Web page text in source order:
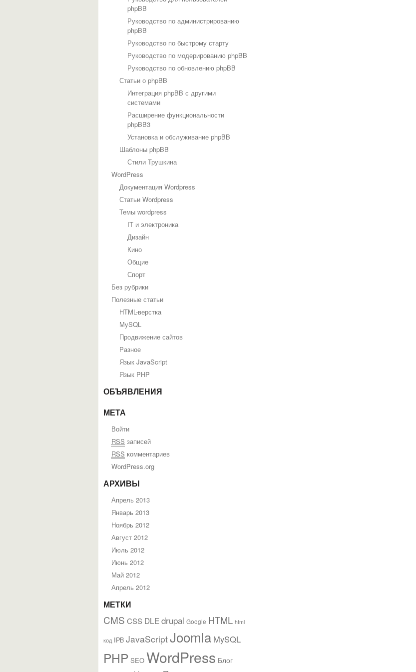
phpBB
Руководство по администрированию
phpBB
Руководство по быстрому старту
Руководство по модерированию phpBB
Руководство по обновлению phpBB
Статьи о phpBB
Интеграция phpBB с другими
системами
Расширение функциональности
phpBB3
Установка и обслуживание phpBB
Шаблоны phpBB
Стили Трушкина
WordPress
Документация Wordpress
Статьи Wordpress
Темы wordpress
IT и электроника
Дизайн
Кино
Общие
Спорт
Без рубрики
Полезные статьи
HTML-верстка
MySQL
Продвижение сайтов
Разное
Язык JavaScript
Язык PHP
ОБЪЯВЛЕНИЯ
МЕТА
Войти
RSS записей
RSS комментариев
WordPress.org
АРХИВЫ
Апрель 2013
Январь 2013
Ноябрь 2012
Август 2012
Июль 2012
Июнь 2012
Май 2012
Апрель 2012
МЕТКИ
CMS CSS DLEdrupal Google HTML html
код IPB JavaScriptJoomla MySQL
PHP SEO WordPress Блог